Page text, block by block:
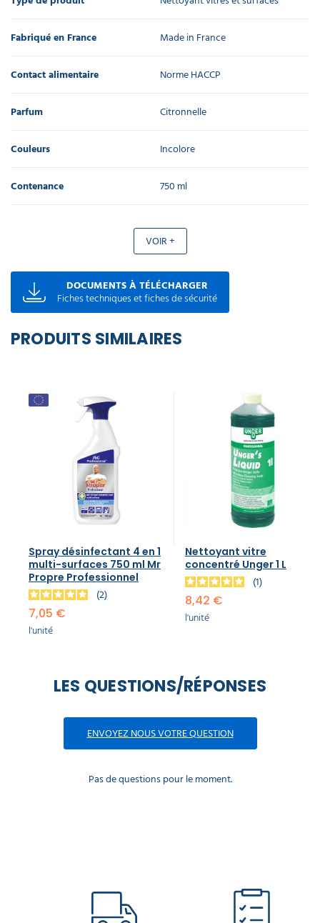
Fabriqué en France Made in France
Contact alimentaire Norme HACCP
Parfum Citronnelle
Couleurs Incolore
Contenance 750 ml
VOIR +
DOCUMENTS À TÉLÉCHARGER
Fiches techniques et fiches de sécurité
PRODUITS SIMILAIRES
Spray désinfectant 4 en 1
multi-surfaces 750 ml Mr
Propre Professionnel
2
7,05 €
l'unité
Nettoyant vitre
concentré Unger 1 L
1
8,42 €
l'unité
LES QUESTIONS/RÉPONSES
ENVOYEZ NOUS VOTRE QUESTION
Pas de questions pour le moment.